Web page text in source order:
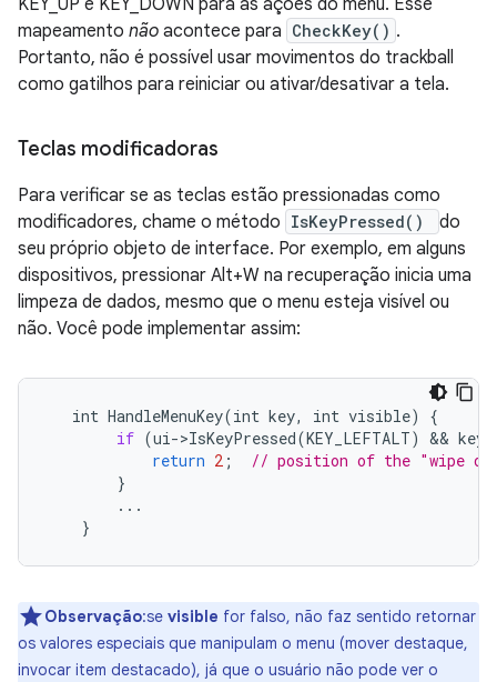
KEY_UP e KEY_DOWN para as ações do menu. Esse
mapeamento não acontece para CheckKey() .
Portanto, não é possível usar movimentos do trackball
como gatilhos para reiniciar ou ativar/desativar a tela.
Teclas modificadoras
Para verificar se as teclas estão pressionadas como
modificadores, chame o método IsKeyPressed()
do
seu próprio objeto de interface. Por exemplo, em alguns
dispositivos, pressionar Alt+W na recuperação inicia uma
limpeza de dados, mesmo que o menu esteja visível ou
não. Você pode implementar assim:
int HandleMenuKey(int key, int visible)
{
if (ui->IsKeyPressed(KEY_LEFTALT) && key
return 2 ;
// position of the "wipe
}
...
}
Observação:se visible for falso, não faz sentido retornar
os valores especiais que manipulam o menu (mover destaque,
invocar item destacado), já que o usuário não pode ver o